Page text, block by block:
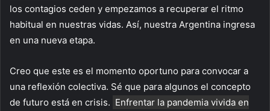
los contagios ceden y empezamos a recuperar el ritmo
habitual en nuestras vidas. Así, nuestra Argentina ingresa
en una nueva etapa.
Creo que este es el momento oportuno para convocar a
una reflexión colectiva. Sé que para algunos el concepto
de futuro está en crisis. Enfrentar la pandemia vivida en